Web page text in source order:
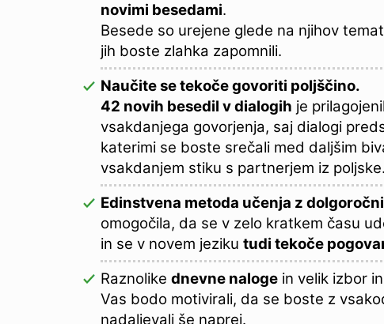
novimi besedami.
Besede so urejene glede na njihov
jih boste zlahka zapomnili.
Naučite se tekoče govoriti poljščino.
42 novih besedil v dialogih je
vsakdanjega govorjenja, saj dialogi
katerimi se boste srečali med daljšim
vsakdanjem stiku s partnerjem iz poljske.
Edinstvena metoda učenja z
omogočila, da se v zelo kratkem času
in se v novem jeziku tudi tekoče
Raznolike dnevne naloge in velik izbor
Vas bodo motivirali, da se boste z
nadaljevali še naprej.